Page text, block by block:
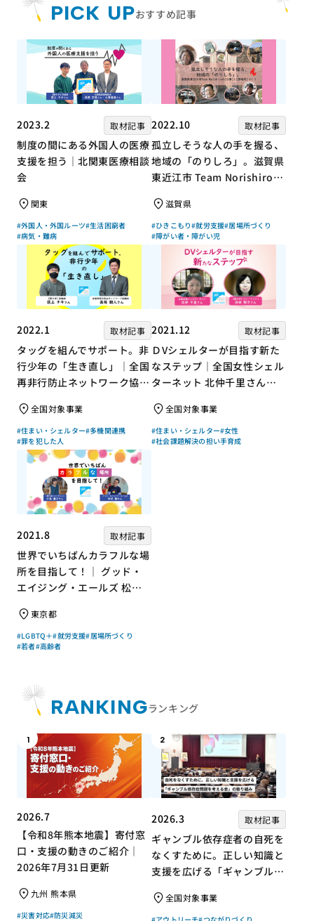
PICK UPおすすめ記事
2023.2 取材記事
制度の間にある外国人の医療
支援を担う｜北関東医療相談
会
関東
#外国人・外国ルーツ#生活困窮者
#病気・難病
2022.10 取材記事
孤立しそうな人の手を握る、
地域の「のりしろ」。滋賀県
東近江市 Team Norishiroの
滋賀県
#ひきこもり#就労支援#居場所づくり
#障がい者・障がい児
2022.1 取材記事
タッグを組んでサポート。非
行少年の「生き直し」｜全国
再非行防止ネットワーク協議
上チキさん【聞き手】
全国対象事業
#住まい・シェルター#多機関連携
#罪を犯した人
2021.12 取材記事
ＤVシェルターが目指す新た
なステップ｜全国女性シェル
ターネット 北仲千里さん×
ん【聞き手】
全国対象事業
#住まい・シェルター#女性
#社会課題解決の担い手育成
2021.8 取材記事
世界でいちばんカラフルな場
所を目指して！｜ グッド・
エイジング・エールズ 松中
慶子さん【聞き手】
東京都
#LGBTQ＋#就労支援#居場所づくり
#若者#高齢者
RANKINGランキング
1
2026.7
【令和8年熊本地震】寄付窓
口・支援の動きのご紹介｜
2026年7月31日更新
九州 熊本県
#災害対応#防災減災
2
2026.3 取材記事
ギャンブル依存症者の自死を
なくすために。正しい知識と
支援を広げる「ギャンブル依
組み全国対象事業